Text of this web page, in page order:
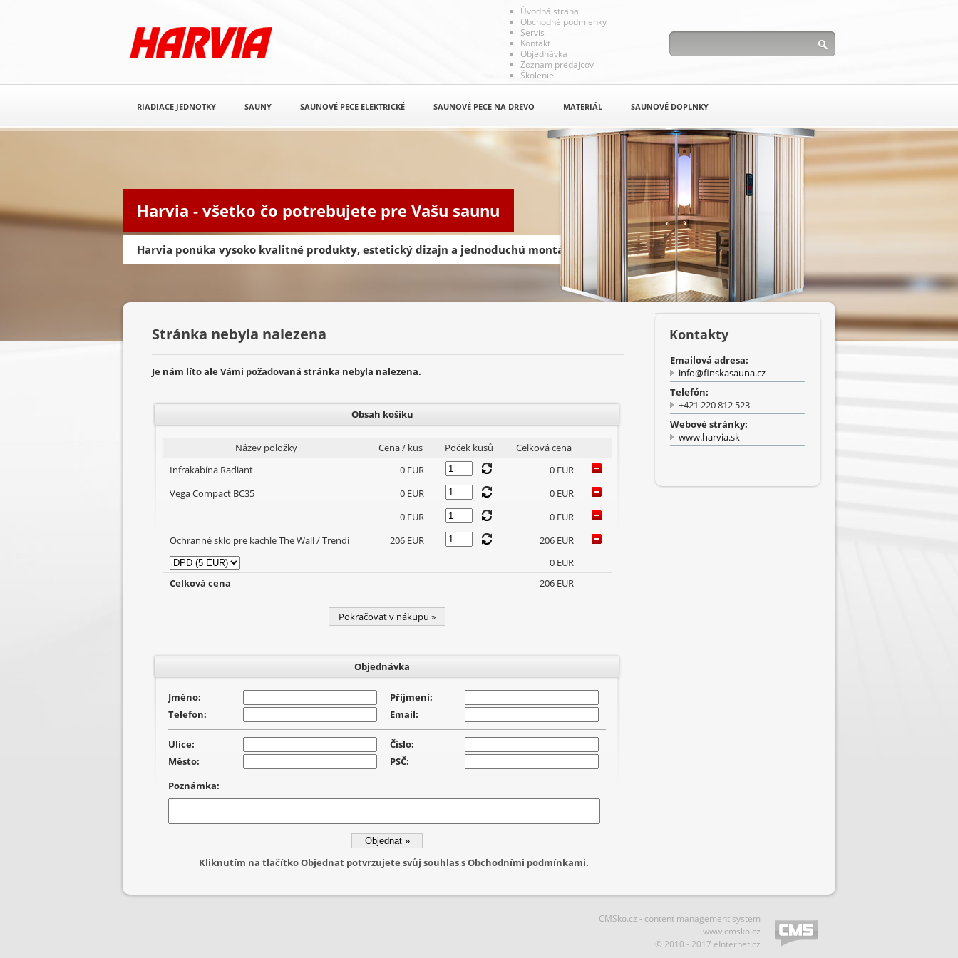
Harvia - všetko čo potrebujete pre Vašu saunu
Harvia ponúka vysoko kvalitné produkty, estetický dizajn a jednoduchú montáž
Úvodná strana
Obchodné podmienky
Servis
Kontakt
Objednávka
Zoznam predajcov
Školenie
RIADIACE JEDNOTKY SAUNY SAUNOVÉ PECE ELEKTRICKÉ SAUNOVÉ PECE NA DREVO MATERIÁL SAUNOVÉ DOPLNKY
Stránka nebyla nalezena
Je nám líto ale Vámi požadovaná stránka nebyla nalezena.
Obsah košíku
Název položky Cena / kus Poček kusů
Celková cena
Infrakabína Radiant
0 EUR
0 EUR
Vega Compact BC35
0 EUR
0 EUR
0 EUR
0 EUR
Ochranné sklo pre kachle The Wall / Trendi
206 EUR
206 EUR
0 EUR
Celková cena
206 EUR
Pokračovat v nákupu »
Objednávka
Jméno:
Příjmení:
Telefon:
Email:
Ulice:
Číslo:
Město:
PSČ:
Poznámka:
Kliknutím na tlačítko Objednat potvrzujete svůj souhlas s Obchodními podmínkami.
Kontakty
Emailová adresa:
info@finskasauna.cz
Telefón:
+421 220 812 523
Webové stránky:
www.harvia.sk
CMSko.cz - content management system
www.cmsko.cz
© 2010 - 2017 eInternet.cz